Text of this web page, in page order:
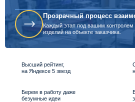
Прозрачный процесс
Каждый этап под вашим контролем
изделий на объекте заказчика.
Высший рейтинг,
на Яндексе 5 звезд
Берем в работу даже
безумные идеи